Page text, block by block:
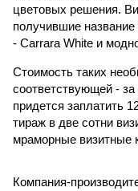
цветовых решения.
получившие название
- Carrara White и
Стоимость таких
соответствующей -
придется заплатить
тираж в две сотни
мраморные визитные
Компания-